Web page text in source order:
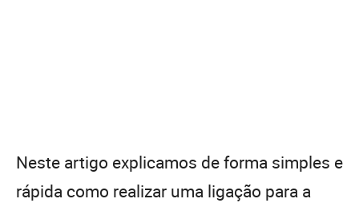
Neste artigo explicamos de forma simples e
rápida como realizar uma ligação para a